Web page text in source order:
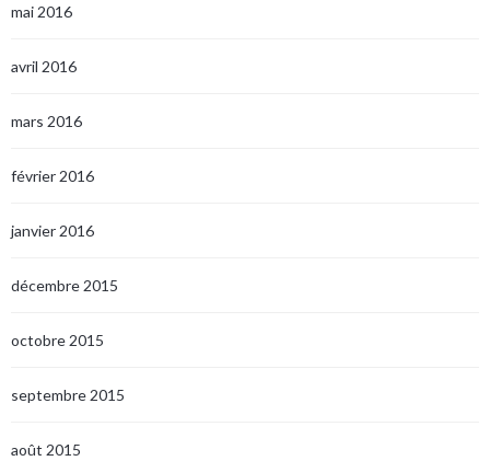
mai 2016
avril 2016
mars 2016
février 2016
janvier 2016
décembre 2015
octobre 2015
septembre 2015
août 2015